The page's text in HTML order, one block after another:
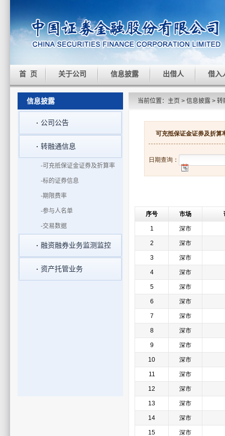
首 页 关于公司 信息披露 出借人 借入
信息披露
公司公告
转融通信息
-可充抵保证金证券及折算率
-标的证券信息
-期限费率
-参与人名单
-交易数据
融资融券业务监测监控
资产托管业务
当前位置： 主页 > 信息披露 > 转